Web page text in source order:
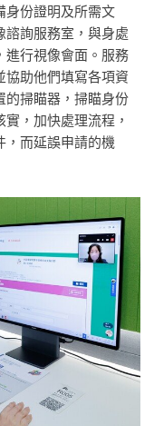
身份證明及所需文
詢服務室，與身處
進行視像會面。服務
協助他們填寫各項資
的掃瞄器，掃瞄身份
，加快處理流程，
，而延誤申請的機